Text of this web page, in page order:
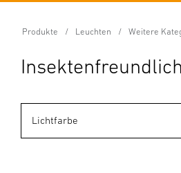
Produkte Leuchten Weitere
Lichtfarbe